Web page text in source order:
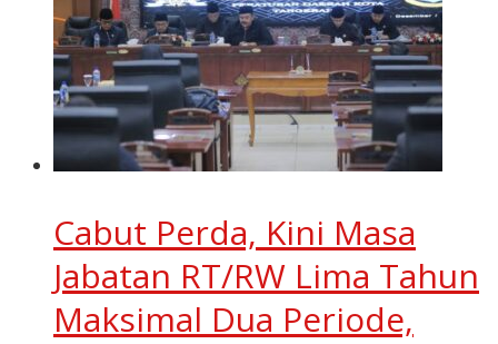
Cabut Perda, Kini Masa
Jabatan RT/RW Lima Tahun
Maksimal Dua Periode,